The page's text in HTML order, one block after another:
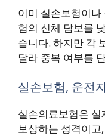
이미 실손보험이
험의 신체 담보를
습니다. 하지만 각
달라 중복 여부를
실손보험, 운전
실손의료보험은
보상하는 성격이